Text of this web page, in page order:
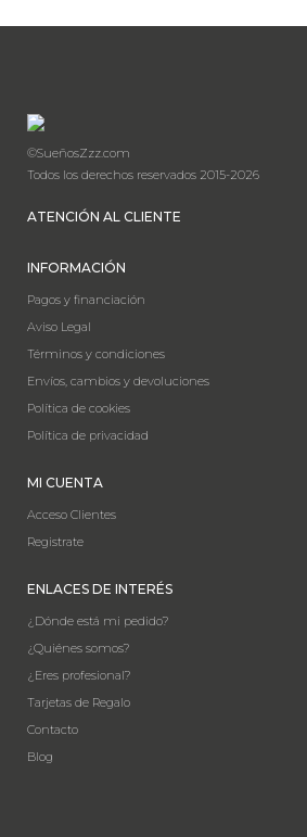
©SueñosZzz.com
Todos los derechos reservados 2015-2026
ATENCIÓN AL CLIENTE
INFORMACIÓN
Pagos y financiación
Aviso Legal
Términos y condiciones
Envíos, cambios y devoluciones
Política de cookies
Política de privacidad
MI CUENTA
Acceso Clientes
Registrate
ENLACES DE INTERÉS
¿Dónde está mi pedido?
¿Quiénes somos?
¿Eres profesional?
Tarjetas de Regalo
Contacto
Blog